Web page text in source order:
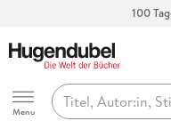
100
Hugendubel
Menu